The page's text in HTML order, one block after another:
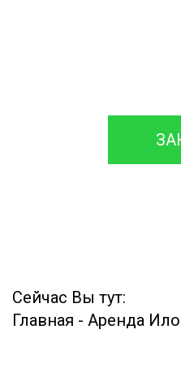
Сейчас Вы тут:
Главная - Аренда